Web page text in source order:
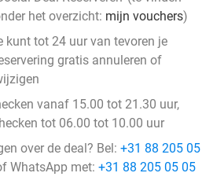
het overzicht: mijn vouchers)
kunt tot 24 uur van tevoren je
gratis annuleren of
vanaf 15.00 tot 21.30 uur,
tot 06.00 tot 10.00 uur
over de deal? Bel: +31 88 205 05
WhatsApp met: +31 88 205 05 05